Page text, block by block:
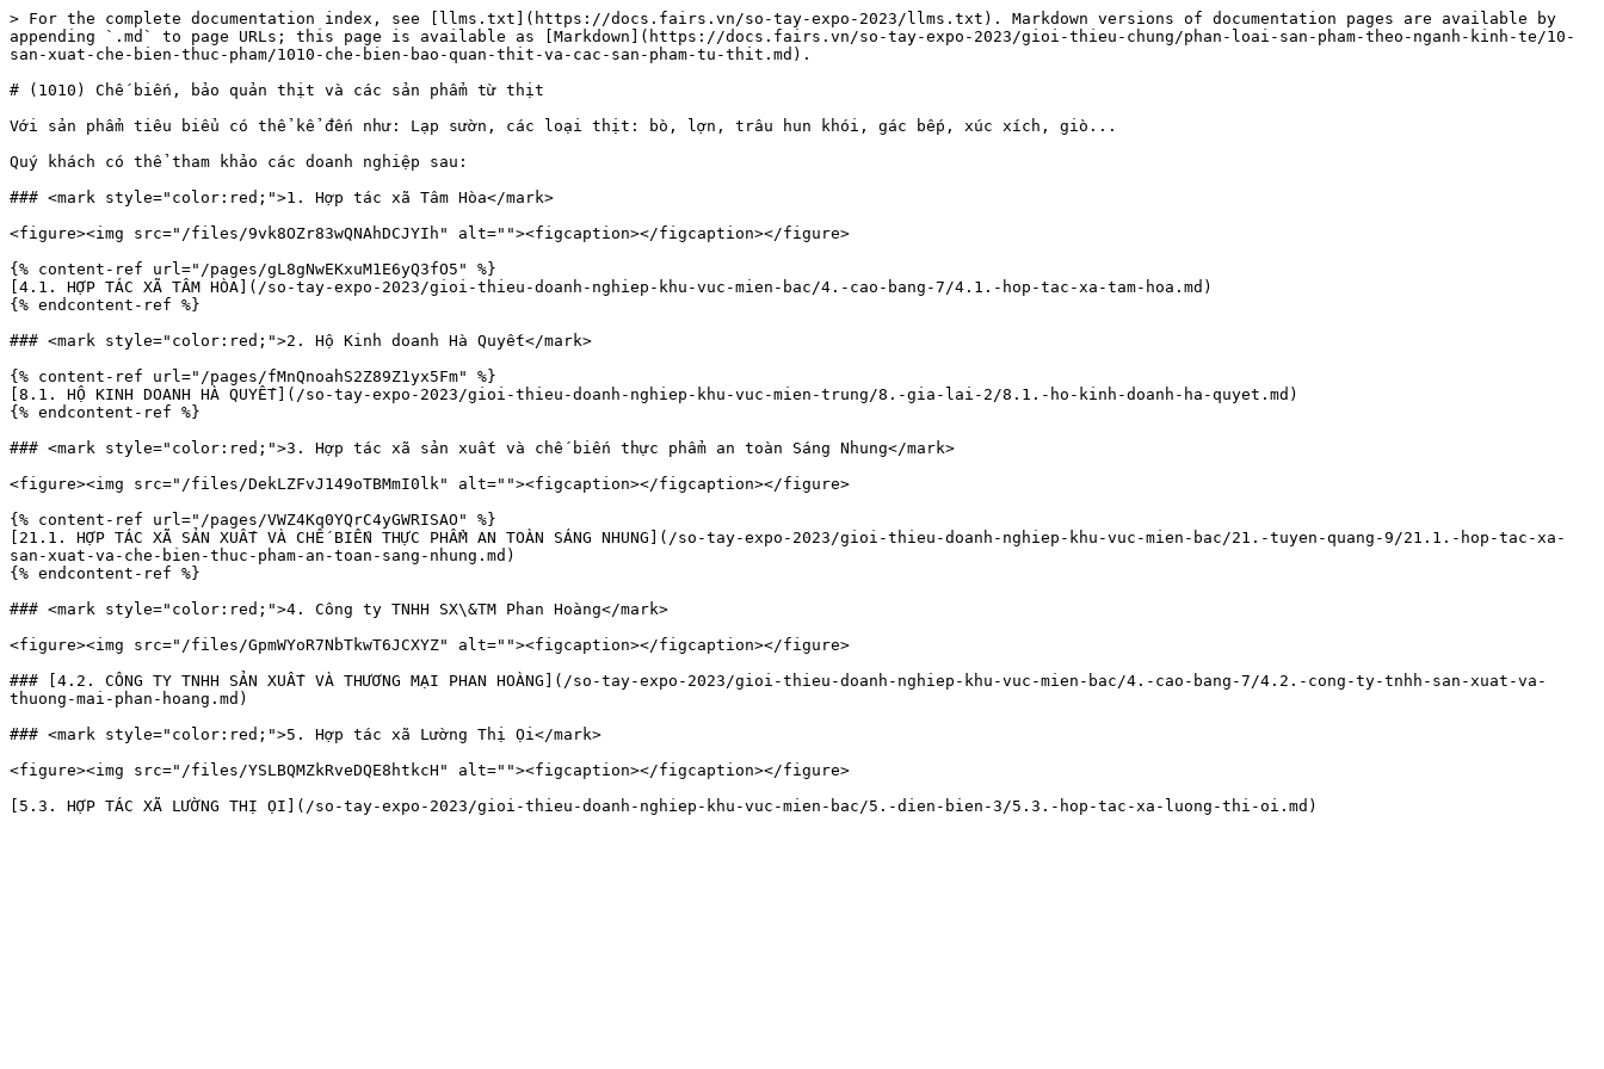
> For the complete documentation index, see [llms.txt](https://docs.fairs.vn/so-tay-expo-2023/llms.txt). Markdown versions of documentation pages are available by
appending `.md` to page URLs; this page is available as [Markdown](https://docs.fairs.vn/so-tay-expo-2023/gioi-thieu-chung/phan-loai-san-pham-theo-nganh-kinh-te/10-
san-xuat-che-bien-thuc-pham/1010-che-bien-bao-quan-thit-va-cac-san-pham-tu-thit.md).
# (1010) Chế biến, bảo quản thịt và các sản phẩm từ thịt
Với sản phẩm tiêu biểu có thể kể đến như: Lạp sườn, các loại thịt: bò, lợn, trâu hun khói, gác bếp, xúc xích, giò...
Quý khách có thể tham khảo các doanh nghiệp sau:
### <mark style="color:red;">1. Hợp tác xã Tâm Hòa</mark>
<figure><img src="/files/9vk8OZr83wQNAhDCJYIh" alt=""><figcaption></figcaption></figure>
{% content-ref url="/pages/gL8gNwEKxuM1E6yQ3fO5" %}
[4.1. HỢP TÁC XÃ TÂM HÒA](/so-tay-expo-2023/gioi-thieu-doanh-nghiep-khu-vuc-mien-bac/4.-cao-bang-7/4.1.-hop-tac-xa-tam-hoa.md)
{% endcontent-ref %}
### <mark style="color:red;">2. Hộ Kinh doanh Hà Quyết</mark>
{% content-ref url="/pages/fMnQnoahS2Z89Z1yx5Fm" %}
[8.1. HỘ KINH DOANH HÀ QUYẾT](/so-tay-expo-2023/gioi-thieu-doanh-nghiep-khu-vuc-mien-trung/8.-gia-lai-2/8.1.-ho-kinh-doanh-ha-quyet.md)
{% endcontent-ref %}
### <mark style="color:red;">3. Hợp tác xã sản xuất và chế biến thực phẩm an toàn Sáng Nhung</mark>
<figure><img src="/files/DekLZFvJ149oTBMmI0lk" alt=""><figcaption></figcaption></figure>
{% content-ref url="/pages/VWZ4Kq0YQrC4yGWRISAO" %}
[21.1. HỢP TÁC XÃ SẢN XUẤT VÀ CHẾ BIẾN THỰC PHẨM AN TOÀN SÁNG NHUNG](/so-tay-expo-2023/gioi-thieu-doanh-nghiep-khu-vuc-mien-bac/21.-tuyen-quang-9/21.1.-hop-tac-xa-
san-xuat-va-che-bien-thuc-pham-an-toan-sang-nhung.md)
{% endcontent-ref %}
### <mark style="color:red;">4. Công ty TNHH SX\&TM Phan Hoàng</mark>
<figure><img src="/files/GpmWYoR7NbTkwT6JCXYZ" alt=""><figcaption></figcaption></figure>
### [4.2. CÔNG TY TNHH SẢN XUẤT VÀ THƯƠNG MẠI PHAN HOÀNG](/so-tay-expo-2023/gioi-thieu-doanh-nghiep-khu-vuc-mien-bac/4.-cao-bang-7/4.2.-cong-ty-tnhh-san-xuat-va-
thuong-mai-phan-hoang.md)
### <mark style="color:red;">5. Hợp tác xã Lường Thị Ọi</mark>
<figure><img src="/files/YSLBQMZkRveDQE8htkcH" alt=""><figcaption></figcaption></figure>